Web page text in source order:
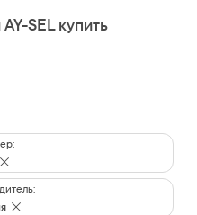
SEL купить